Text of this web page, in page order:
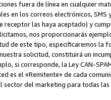
fuera de línea en cualquier
en los correos electrónicos,
receptor las haya aceptado) y
nos proporcionarás
de este tipo, especificaremos
solicitud, constituirá un
si corresponde, la Ley CAN-
es el «Remitente» de cada
sector del marketing para todas